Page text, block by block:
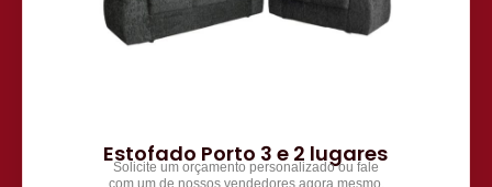
Estofado Porto 3 e 2 lugares
Solicite um orçamento personalizado ou fale